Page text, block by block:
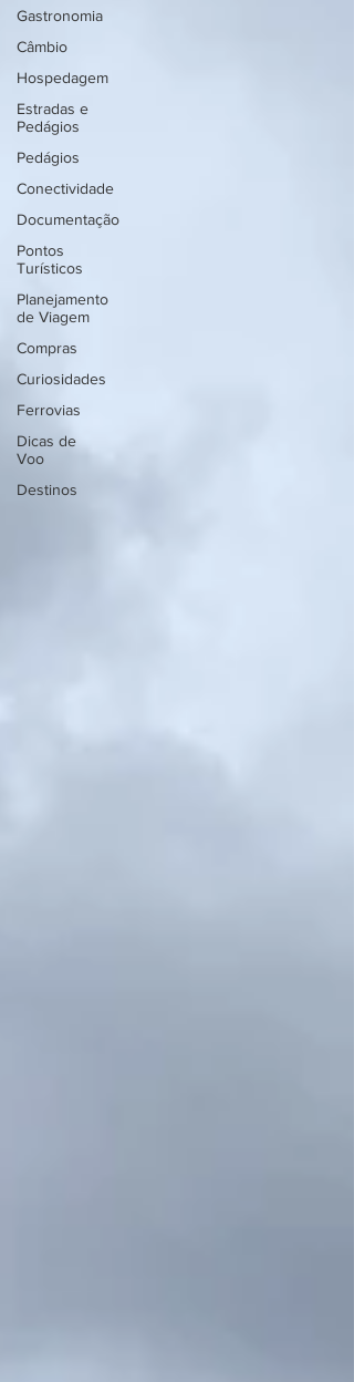
Gastronomia
Câmbio
Hospedagem
Estradas e
Pedágios
Pedágios
Conectividade
Documentação
Pontos
Turísticos
Planejamento
de Viagem
Compras
Curiosidades
Ferrovias
Dicas de
Voo
Destinos